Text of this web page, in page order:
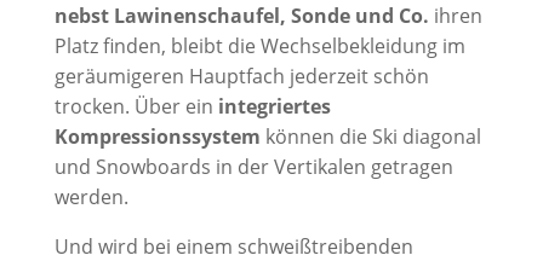
nebst Lawinenschaufel, Sonde und Co. ihren
Platz finden, bleibt die Wechselbekleidung im
geräumigeren Hauptfach jederzeit schön
trocken. Über ein integriertes
Kompressionssystem können die Ski diagonal
und Snowboards in der Vertikalen getragen
werden.
Und wird bei einem schweißtreibenden